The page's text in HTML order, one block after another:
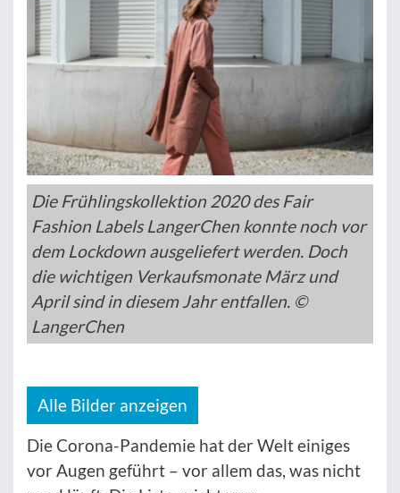
Die Frühlingskollektion 2020 des Fair
Fashion Labels LangerChen konnte noch vor
dem Lockdown ausgeliefert werden. Doch
die wichtigen Verkaufsmonate März und
April sind in diesem Jahr entfallen. ©
LangerChen
Alle Bilder anzeigen
Die Corona-Pandemie hat der Welt einiges
vor Augen geführt – vor allem das, was nicht